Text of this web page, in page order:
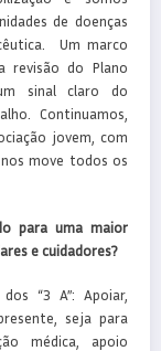
de doenças
Um marco
revisão do Plano
sinal claro do
Continuamos,
jovem, com
move todos os
para uma maior
e cuidadores?
“3 A”: Apoiar,
seja para
médica, apoio